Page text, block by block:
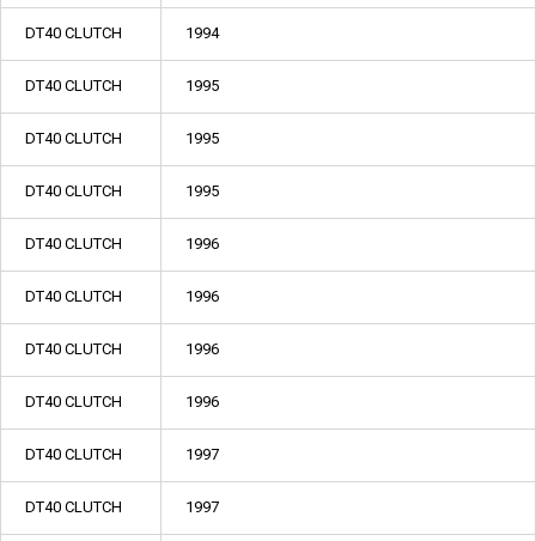
DT40 CLUTCH 1994
DT40 CLUTCH 1995
DT40 CLUTCH 1995
DT40 CLUTCH 1995
DT40 CLUTCH 1996
DT40 CLUTCH 1996
DT40 CLUTCH 1996
DT40 CLUTCH 1996
DT40 CLUTCH 1997
DT40 CLUTCH 1997